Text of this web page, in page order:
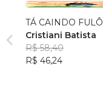
TÁ CAINDO FULÔ
Cristiani Batista
R$ 58,40
R$ 46,24